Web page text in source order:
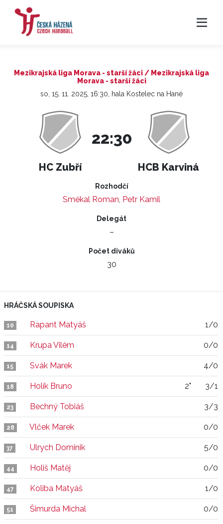
Mezikrajská liga Morava - starší žáci / Mezikrajská liga
Morava - starší žáci
so, 15. 11. 2025, 16:30, hala Kostelec na Hané
HC Zubří
22:30
HCB Karviná
Rozhodčí
Smékal Roman, Petr Kamil
Delegát
–
Počet diváků
30
HRÁČSKÁ SOUPISKA
10 Rapant Matyáš 1/0
14 Krupa Vilém 0/0
15 Svák Marek 4/0
18 Holík Bruno 2" 3/1
23 Bechný Tobiáš 3/3
28 Vlček Marek 0/0
37 Ulrych Dominik 5/0
44 Holiš Matěj 0/0
47 Koliba Matyáš 1/0
51 Šimurda Michal 0/0